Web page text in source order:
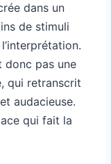
dans un
de stimuli
donc pas une
qui retranscrit
audacieuse.
qui fait la